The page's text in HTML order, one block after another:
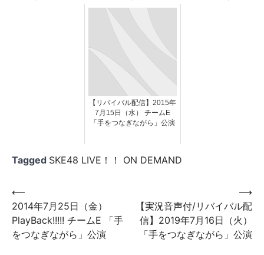
【リバイバル配信】2015年
7月15日（水） チームE
「手をつなぎながら」公演
Tagged SKE48 LIVE！！ ON DEMAND
投
稿
ナ
⟵
2014年7月25日（金）
PlayBack!!!!! チームE 「手
をつなぎながら」公演
【実況音声付/リバイバル配
信】2019年7月16日（火）
「手をつなぎながら」公演
⟶